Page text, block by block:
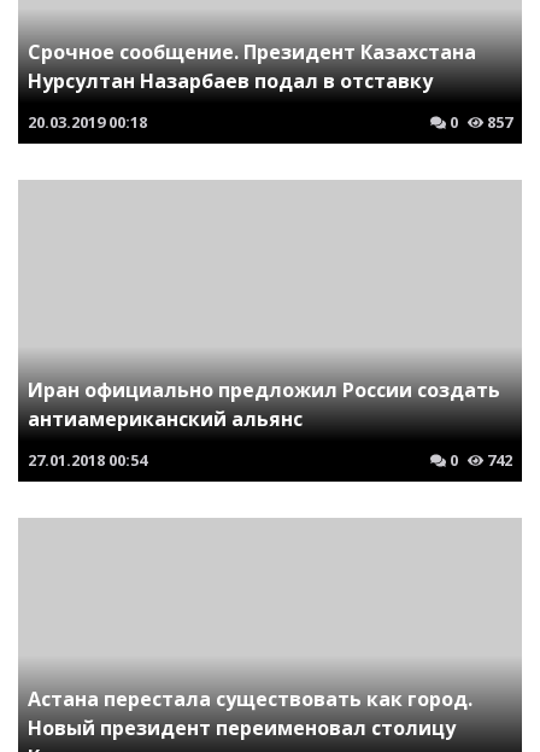
Срочное сообщение. Президент Казахстана
Нурсултан Назарбаев подал в отставку
20.03.2019 00:18 0 857
Иран официально предложил России создать
антиамериканский альянс
27.01.2018 00:54 0 742
Астана перестала существовать как город.
Новый президент переименовал столицу